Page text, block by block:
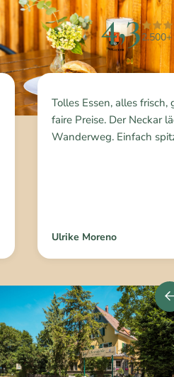
4,3
Tolles Essen, alles
faire Preise. Der Neckar
Wanderweg. Einfach
Ulrike Moreno